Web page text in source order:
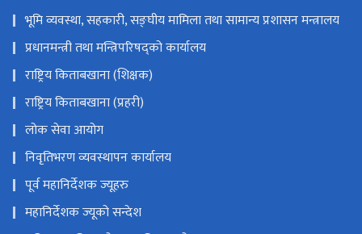
भूमि व्यवस्था, सहकारी, सङ्‍घीय मामिला तथा सामान्य प्रशासन मन्त्रालय
प्रधानमन्त्री तथा मन्त्रिपरिषद्को कार्यालय
राष्ट्रिय किताबखाना (शिक्षक)
राष्ट्रिय किताबखाना (प्रहरी)
लोक सेवा आयोग
निवृतिभरण व्यवस्थापन कार्यालय
पूर्व महानिर्देशक ज्यूहरु
महानिर्देशक ज्यूको सन्देश